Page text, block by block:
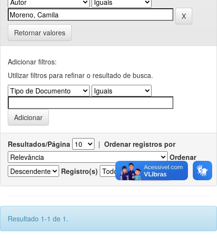
Retornar valores
Adicionar filtros:
Utilizar filtros para refinar o resultado de busca.
Resultados/Página | Ordenar registros por
Ordenar
Registro(s)
Resultado 1-1 de 1.